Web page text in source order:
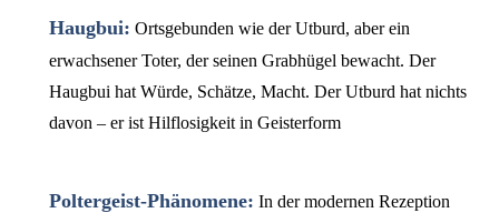
Haugbui: Ortsgebunden wie der Utburd, aber ein
erwachsener Toter, der seinen Grabhügel bewacht. Der
Haugbui hat Würde, Schätze, Macht. Der Utburd hat nichts
davon – er ist Hilflosigkeit in Geisterform
Poltergeist-Phänomene: In der modernen Rezeption